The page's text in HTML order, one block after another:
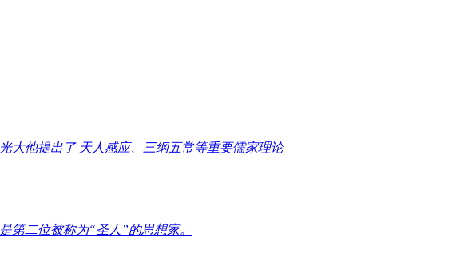
大他提出了 天人感应、三纲五常等重要儒家理论
第二位被称为“圣人”的思想家。